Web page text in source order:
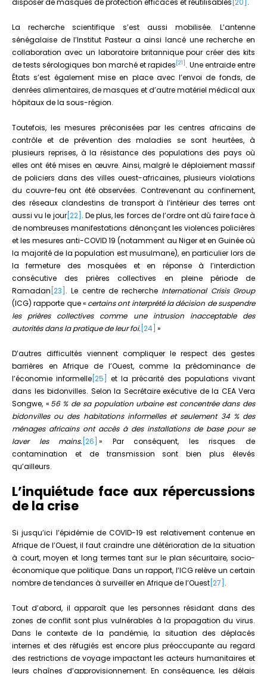
La recherche scientifique s’est aussi mobilisée. L’antenne
sénégalaise de l’Institut Pasteur a ainsi lancé une recherche en
collaboration avec un laboratoire britannique pour créer des kits
de tests sérologiques bon marché et rapides [21] . Une entraide entre
États s’est également mise en place avec l’envoi de fonds, de
denrées alimentaires, de masques et d’autre matériel médical aux
hôpitaux de la sous-région.
Toutefois, les mesures préconisées par les centres africains de
contrôle et de prévention des maladies se sont heurtées, à
plusieurs reprises, à la résistance des populations des pays où
elles ont été mises en œuvre. Ainsi, malgré le déploiement massif
de policiers dans des villes ouest-africaines, plusieurs violations
du couvre-feu ont été observées. Contrevenant au confinement,
des réseaux clandestins de transport à l’intérieur des terres ont
aussi vu le jour[22] . De plus, les forces de l’ordre ont dû faire face à
de nombreuses manifestations dénonçant les violences policières
et les mesures anti-COVID 19 (notamment au Niger et en Guinée où
la majorité de la population est musulmane), en particulier lors de
la fermeture des mosquées et en réponse à l’interdiction
consécutive des prières collectives en pleine période de
Ramadan [23] . Le centre de recherche International Crisis Group
(ICG) rapporte que « certains ont interprété la décision de suspendre
les prières collectives comme une intrusion inacceptable des
autorités dans la pratique de leur foi. [24] »
D’autres difficultés viennent compliquer le respect des gestes
barrières en Afrique de l’Ouest, comme la prédominance de
l’économie informelle [25]
et la précarité des populations vivant
dans les bidonvilles. Selon la Secrétaire exécutive de la CEA Vera
Songwe, « 56 % de sa population urbaine est concentrée dans des
bidonvilles ou des habitations informelles et seulement 34 % des
ménages africains ont accès à des installations de base pour se
laver les mains. [26] » Par conséquent, les risques de
contamination et de transmission sont bien plus élevés
qu’ailleurs.
L’inquiétude face aux répercussions
de la crise
Si jusqu’ici l’épidémie de COVID-19 est relativement contenue en
Afrique de l’Ouest, il faut craindre une détérioration de la situation
à court, moyen et long termes tant sur le plan sécuritaire, socio-
économique que politique. Dans un rapport, l’ICG relève un certain
nombre de tendances à surveiller en Afrique de l’Ouest [27] .
Tout d’abord, il apparaît que les personnes résidant dans des
zones de conflit sont plus vulnérables à la propagation du virus.
Dans le contexte de la pandémie, la situation des déplacés
internes et des réfugiés est encore plus préoccupante au regard
des restrictions de voyage impactant les acteurs humanitaires et
leurs chaînes d’approvisionnement. En conséquence, les délais